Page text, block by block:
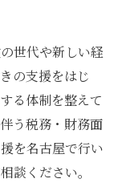
世代や新しい経
の支援をはじ
る体制を整えて
う税務・財務面
を名古屋で行い
談ください。